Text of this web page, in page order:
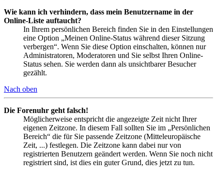
Wie kann ich verhindern, dass mein Benutzername in der
Online-Liste auftaucht?
In Ihrem persönlichen Bereich finden Sie in den Einstellungen
eine Option „Meinen Online-Status während dieser Sitzung
verbergen“. Wenn Sie diese Option einschalten, können nur
Administratoren, Moderatoren und Sie selbst Ihren Online-
Status sehen. Sie werden dann als unsichtbarer Besucher
gezählt.
Nach oben
Die Forenuhr geht falsch!
Möglicherweise entspricht die angezeigte Zeit nicht Ihrer
eigenen Zeitzone. In diesem Fall sollten Sie im „Persönlichen
Bereich“ die für Sie passende Zeitzone (Mitteleuropäische
Zeit, ...) festlegen. Die Zeitzone kann dabei nur von
registrierten Benutzern geändert werden. Wenn Sie noch nicht
registriert sind, ist dies ein guter Grund, dies jetzt zu tun.